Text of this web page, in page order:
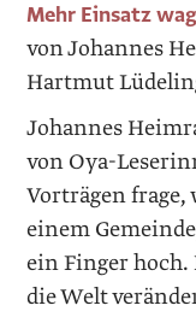
Mehr Einsatz
von Johannes
Hartmut
Johannes
von Oya-
Vorträgen
einem
ein Finger
die Welt